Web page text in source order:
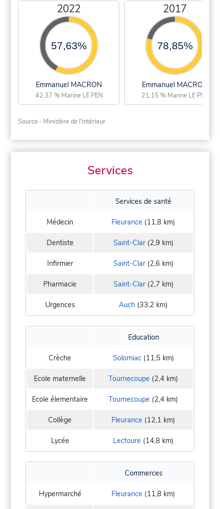
2022
57,63%
Emmanuel MACRON
42,37 % Marine LE PEN
2017
78,85%
Emmanuel MACRON
21,15 % Marine LE PEN
Source - Ministère de l'intérieur
Services
Services de santé
Médecin Fleurance (11,8 km)
Dentiste Saint-Clar(2,9 km)
Infirmier Saint-Clar(2,6 km)
Pharmacie Saint-Clar(2,7 km)
Urgences Auch (33,2 km)
Education
Crèche Solomiac(11,5 km)
Ecole maternelle Tournecoupe (2,4 km)
Ecole élementaire Tournecoupe (2,4 km)
Collège Fleurance (12,1 km)
Lycée Lectoure (14,8 km)
Commerces
Hypermarché Fleurance (11,8 km)